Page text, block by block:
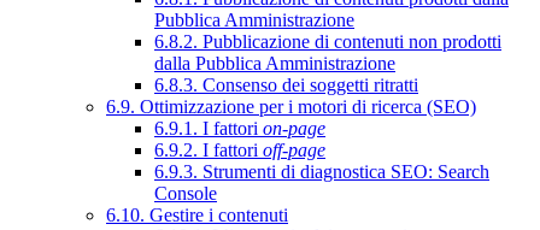
Pubblica Amministrazione
6.8.2. Pubblicazione di contenuti non prodotti
dalla Pubblica Amministrazione
6.8.3. Consenso dei soggetti ritratti
6.9. Ottimizzazione per i motori di ricerca (SEO)
6.9.1. I fattori on-page
6.9.2. I fattori off-page
6.9.3. Strumenti di diagnostica SEO: Search
Console
6.10. Gestire i contenuti